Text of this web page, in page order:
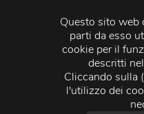
Questo sito web
parti da esso
cookie per il
descritti
Cliccando sulla
l'utilizzo dei
Via Martiri
C.C.I.A.A. -
Registro delle
Fiscale e Partita Iva
Credits:Crea